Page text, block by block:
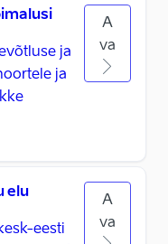
ja
ja
A
va
elu
eesti
A
va